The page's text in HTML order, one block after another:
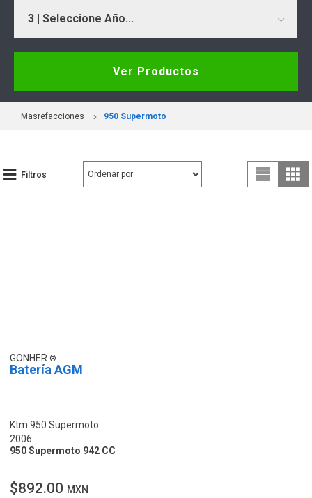
3 | Seleccione Año...
Ver Productos
Masrefacciones 950 Supermoto
Filtros
GONHER
Batería AGM
Ktm 950 Supermoto
2006
950 Supermoto 942 CC
$892.00 MXN